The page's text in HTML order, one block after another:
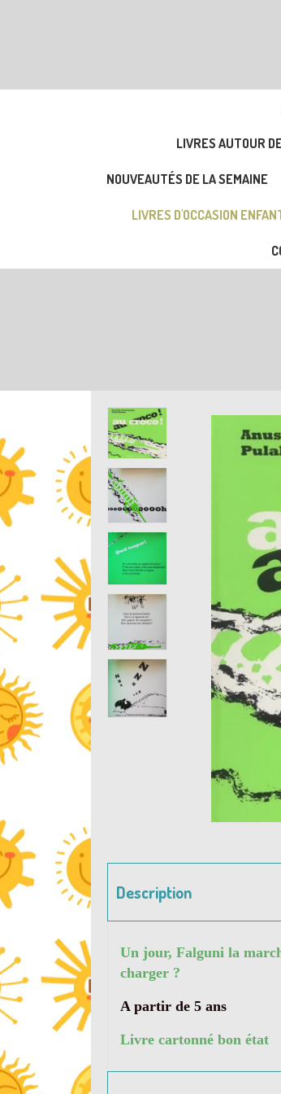
LIVRES AUTOUR
NOUVEAUTÉS DE LA SEMAINE
LIVRES D'OCCASION
Description
Un jour, Falguni la
charger ?
A partir de 5 ans
Livre cartonné bon état